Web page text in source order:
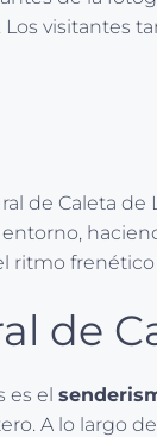
visitantes
de Caleta
ritmo frenético
de
es el
A lo largo